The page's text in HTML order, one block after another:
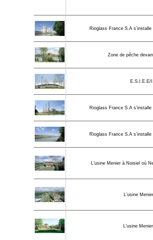
Rioglass France S.A
Zone de pêche
E.S.I.E.E/
Rioglass France S.A
Rioglass France S.A
L’usine Menier à Noisiel où
L’usine
L’usine